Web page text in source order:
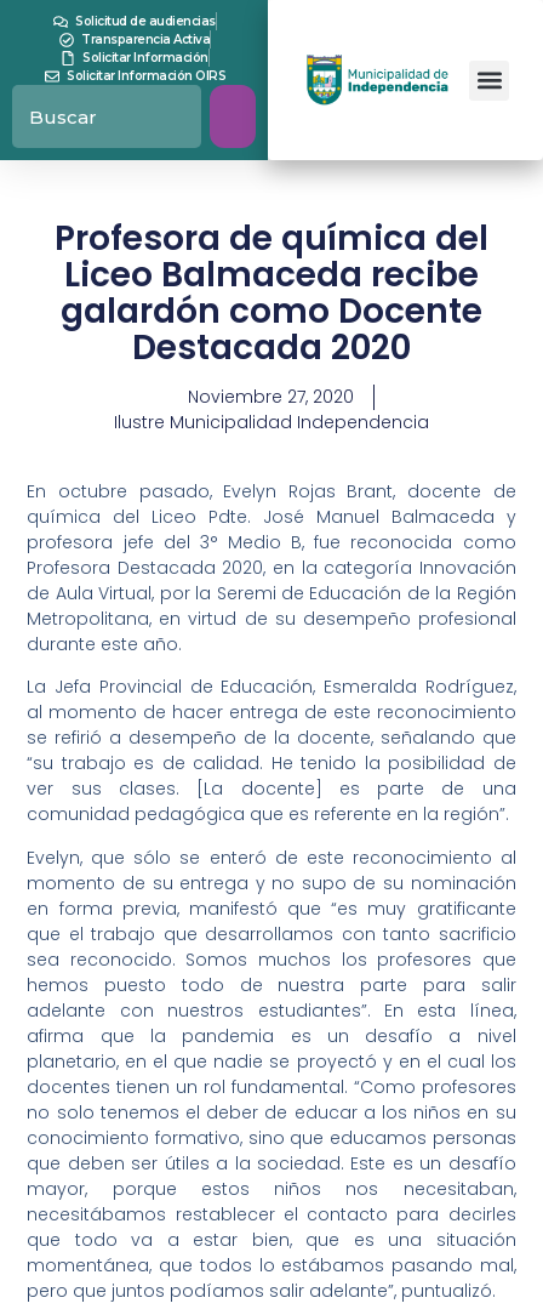
Solicitud de audiencias
Transparencia Activa
Solicitar Información
Solicitar Información OIRS
Profesora de química del
Liceo Balmaceda recibe
galardón como Docente
Destacada 2020
Noviembre 27, 2020
Ilustre Municipalidad Independencia
En octubre pasado, Evelyn Rojas Brant, docente de
química del Liceo Pdte. José Manuel Balmaceda y
profesora jefe del 3° Medio B, fue reconocida como
Profesora Destacada 2020, en la categoría Innovación
de Aula Virtual, por la Seremi de Educación de la Región
Metropolitana, en virtud de su desempeño profesional
durante este año.
La Jefa Provincial de Educación, Esmeralda Rodríguez,
al momento de hacer entrega de este reconocimiento
se refirió a desempeño de la docente, señalando que
“su trabajo es de calidad. He tenido la posibilidad de
ver sus clases. [La docente] es parte de una
comunidad pedagógica que es referente en la región”.
Evelyn, que sólo se enteró de este reconocimiento al
momento de su entrega y no supo de su nominación
en forma previa, manifestó que “es muy gratificante
que el trabajo que desarrollamos con tanto sacrificio
sea reconocido. Somos muchos los profesores que
hemos puesto todo de nuestra parte para salir
adelante con nuestros estudiantes”. En esta línea,
afirma que la pandemia es un desafío a nivel
planetario, en el que nadie se proyectó y en el cual los
docentes tienen un rol fundamental. “Como profesores
no solo tenemos el deber de educar a los niños en su
conocimiento formativo, sino que educamos personas
que deben ser útiles a la sociedad. Este es un desafío
mayor, porque estos niños nos necesitaban,
necesitábamos restablecer el contacto para decirles
que todo va a estar bien, que es una situación
momentánea, que todos lo estábamos pasando mal,
pero que juntos podíamos salir adelante”, puntualizó.